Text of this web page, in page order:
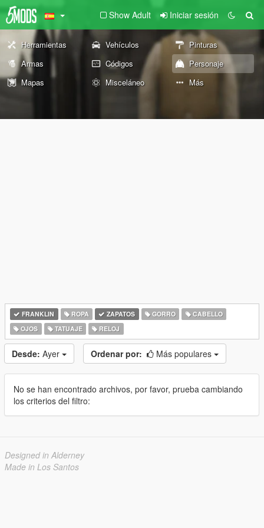
Show Adult Iniciar sesión
Herramientas Vehículos
Pinturas
Armas
Códigos
Personaje
Mapas
Misceláneo Más
FRANKLIN ROPA ZAPATOS GORRO
CABELLO
OJOS
TATUAJE RELOJ
Desde: Ayer Ordenar por: Más populares
No se han encontrado archivos, por favor, prueba cambiando
los criterios del filtro:
Designed in Alderney
Made in Los Santos